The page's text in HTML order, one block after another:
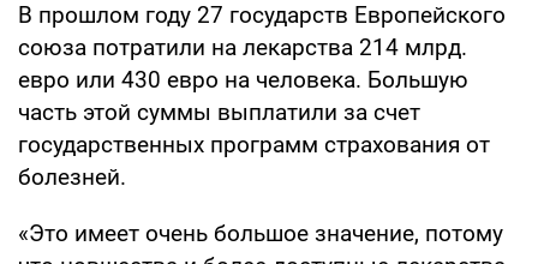
В прошлом году 27 государств Европейского
союза потратили на лекарства 214 млрд.
евро или 430 евро на человека. Большую
часть этой суммы выплатили за счет
государственных программ страхования от
болезней.
«Это имеет очень большое значение, потому